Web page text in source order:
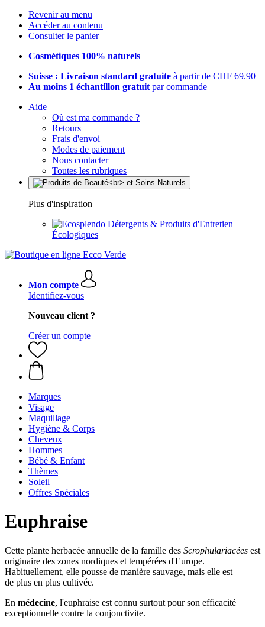
Revenir au menu
Accéder au contenu
Consulter le panier
Cosmétiques 100% naturels
Suisse : Livraison standard gratuite à partir de CHF 69.90
Au moins 1 échantillon gratuit par commande
Aide
Où est ma commande ?
Retours
Frais d'envoi
Modes de paiement
Nous contacter
Toutes les rubriques
Plus d'inspiration
Détergents & Produits d'Entretien
Écologiques
Mon compte
Identifiez-vous
Nouveau client ?
Créer un compte
Marques
Visage
Maquillage
Hygiène & Corps
Cheveux
Hommes
Bébé & Enfant
Thèmes
Soleil
Offres Spéciales
Euphraise
Cette plante herbacée annuelle de la famille des Scrophulariacées est
originaire des zones nordiques et tempérées d'Europe.
Habituellement, elle pousse de manière sauvage, mais elle est
de plus en plus cultivée.
En médecine, l'euphraise est connu surtout pour son efficacité
exceptionnelle contre la conjonctivite.